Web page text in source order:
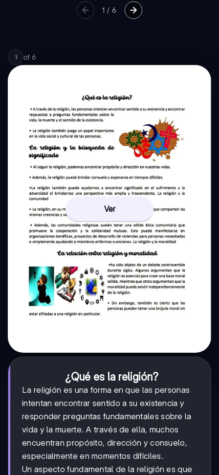
1 /6
1 of 6
Ver
¿Qué es la religión?
La religión es una forma en que las personas
intentan encontrar sentido a su existencia y
responder preguntas fundamentales sobre la
vida y la muerte. A través de ella, muchos
encuentran propósito, dirección y consuelo,
especialmente en momentos difíciles.
Un aspecto fundamental de la religión es que